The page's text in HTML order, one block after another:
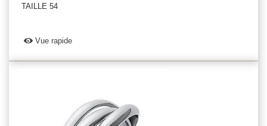
TAILLE 54
Vue rapide